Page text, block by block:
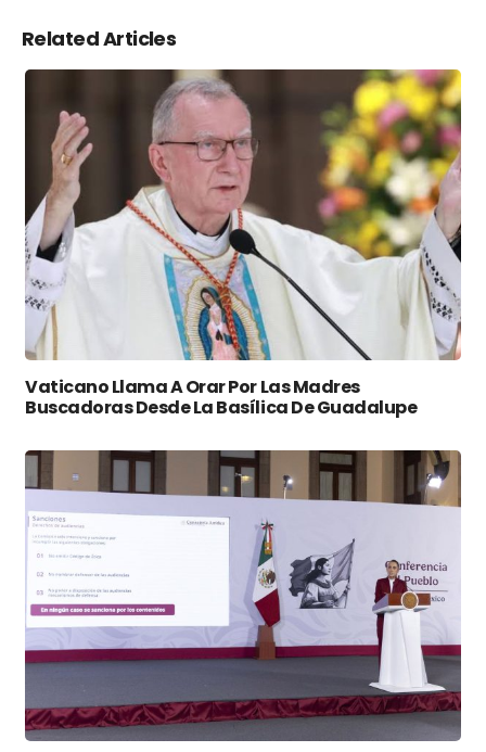
Related Articles
Vaticano Llama A Orar Por Las Madres
Buscadoras Desde La Basílica De Guadalupe